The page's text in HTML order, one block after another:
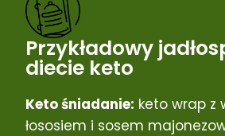
Przykładowy
diecie keto
Keto śniadanie: keto wrap z
łososiem i sosem